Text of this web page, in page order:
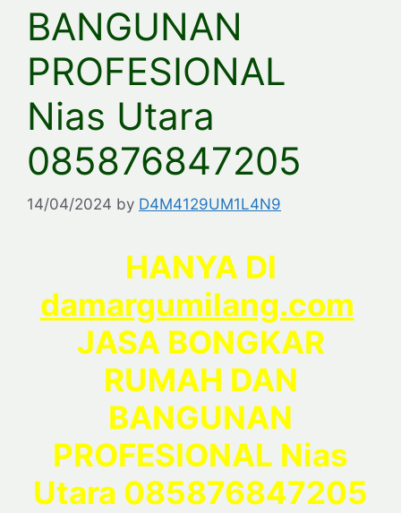
BANGUNAN
PROFESIONAL
Nias Utara
085876847205
14/04/2024 by D4M4129UM1L4N9
HANYA DI
damargumilang.com
JASA BONGKAR
RUMAH DAN
BANGUNAN
PROFESIONAL Nias
Utara 085876847205